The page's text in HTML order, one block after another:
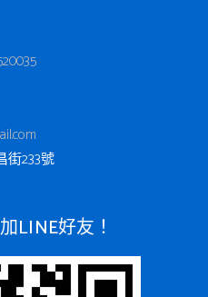
街233號
LINE好友！